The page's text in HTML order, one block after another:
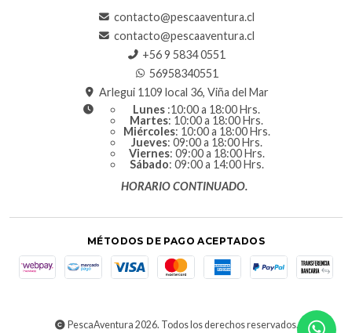
contacto@pescaaventura.cl
contacto@pescaaventura.cl
+56 9 5834 0551
56958340551
Arlegui 1109 local 36, Viña del Mar
Lunes :10:00 a 18:00 Hrs.
Martes: 10:00 a 18:00 Hrs.
Miércoles: 10:00 a 18:00 Hrs.
Jueves: 09:00 a 18:00 Hrs.
Viernes: 09:00 a 18:00 Hrs.
Sábado: 09:00 a 14:00 Hrs.
HORARIO CONTINUADO.
MÉTODOS DE PAGO ACEPTADOS
PescaAventura 2026. Todos los derechos reservados.